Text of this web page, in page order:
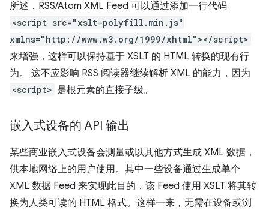
所述，RSS/Atom XML Feed 可以通过添加一行代码
<script src="xslt-polyfill.min.js"
xmlns="http://www.w3.org/1999/xhtml"></script>
来增强，这样可以保持基于 XSLT 的 HTML 转换的现有行
为。 这不应影响 RSS 阅读器继续解析 XML 的能力，因为
<script> 是根元素的直接子级。
嵌入式设备的 API 输出
某些商业嵌入式设备会测量或以其他方式生成 XML 数据，
供本地网络上的用户使用。其中一些设备通过生成单个
XML 数据 Feed 来实现此目的，该 Feed 使用 XSLT 将其转
换为人类可读的 HTML 格式。这样一来，无需在设备或浏